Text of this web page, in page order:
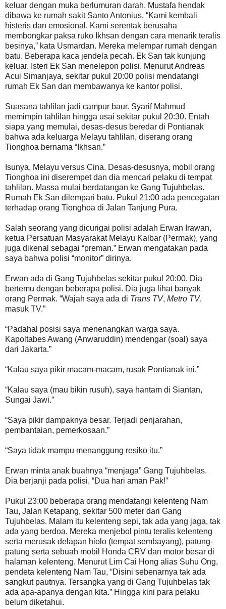
keluar dengan muka berlumuran darah. Mustafa hendak
dibawa ke rumah sakit Santo Antonius. “Kami kembali
histeris dan emosional. Kami serentak berusaha
membongkar paksa ruko Ikhsan dengan cara menarik teralis
besinya,” kata Usmardan. Mereka melempar rumah dengan
batu. Beberapa kaca jendela pecah. Ek San tak kunjung
keluar. Isteri Ek San menelepon polisi. Menurut Andreas
Acui Simanjaya, sekitar pukul 20:00 polisi mendatangi
rumah Ek San dan membawanya ke kantor polisi.
Suasana tahlilan jadi campur baur. Syarif Mahmud
memimpin tahlilan hingga usai sekitar pukul 20:30. Entah
siapa yang memulai, desas-desus beredar di Pontianak
bahwa ada keluarga Melayu tahlilan, diserang orang
Tionghoa bernama “Ikhsan.”
Isunya, Melayu versus Cina. Desas-desusnya, mobil orang
Tionghoa ini diserempet dan dia mencari pelaku di tempat
tahlilan. Massa mulai berdatangan ke Gang Tujuhbelas.
Rumah Ek San dilempari batu. Pukul 21:00 ada pencegatan
terhadap orang Tionghoa di Jalan Tanjung Pura.
Salah seorang yang dicurigai polisi adalah Erwan Irawan,
ketua Persatuan Masyarakat Melayu Kalbar (Permak), yang
juga dikenal sebagai “preman.” Erwan mengatakan pada
saya bahwa polisi “monitor” dirinya.
Erwan ada di Gang Tujuhbelas sekitar pukul 20:00. Dia
bertemu dengan beberapa polisi. Dia juga lihat banyak
orang Permak. “Wajah saya ada di Trans TV, Metro TV,
masuk TV.”
“Padahal posisi saya menenangkan warga saya.
Kapoltabes Awang (Anwaruddin) mendengar (soal) saya
dari Jakarta.”
“Kalau saya pikir macam-macam, rusak Pontianak ini.”
“Kalau saya (mau bikin rusuh), saya hantam di Siantan,
Sungai Jawi.”
“Saya pikir dampaknya besar. Terjadi penjarahan,
pembantaian, pemerkosaan.”
“Saya tidak mampu menanggung resiko itu.”
Erwan minta anak buahnya “menjaga” Gang Tujuhbelas.
Dia berjanji pada polisi, “Dua hari aman Pak!”
Pukul 23:00 beberapa orang mendatangi kelenteng Nam
Tau, Jalan Ketapang, sekitar 500 meter dari Gang
Tujuhbelas. Malam itu kelenteng sepi, tak ada yang jaga, tak
ada yang berdoa. Mereka menjebol pintu teralis kelenteng
serta merusak delapan hiolo (tempat sembayang), patung-
patung serta sebuah mobil Honda CRV dan motor besar di
halaman kelenteng. Menurut Lim Cai Hong alias Suhu Ong,
pendeta kelenteng Nam Tau, “Disini sebenarnya tak ada
sangkut pautnya. Tersangka yang di Gang Tujuhbelas tak
ada apa-apanya dengan kita.” Hingga kini para pelaku
belum diketahui.